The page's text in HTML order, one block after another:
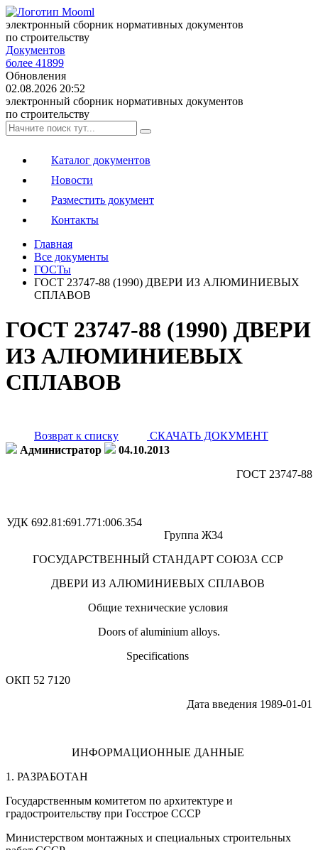
электронный сборник нормативных документов
по строительству
Документов
более 41899
Обновления
02.08.2026 20:52
электронный сборник нормативных документов
по строительству
Каталог документов
Новости
Разместить документ
Контакты
Главная
Все документы
ГОСТы
ГОСТ 23747-88 (1990) ДВЕРИ ИЗ АЛЮМИНИЕВЫХ
СПЛАВОВ
ГОСТ 23747-88 (1990) ДВЕРИ
ИЗ АЛЮМИНИЕВЫХ
СПЛАВОВ
Возврат к списку
СКАЧАТЬ ДОКУМЕНТ
Администратор
04.10.2013
ГОСТ 23747-88
УДК 692.81:691.771:006.354
Группа Ж34
ГОСУДАРСТВЕННЫЙ СТАНДАРТ СОЮЗА ССР
ДВЕРИ ИЗ АЛЮМИНИЕВЫХ СПЛАВОВ
Общие технические условия
Doors of aluminium alloys.
Specifications
ОКП 52 7120
Дата введения 1989-01-01
ИНФОРМАЦИОННЫЕ ДАННЫЕ
1. РАЗРАБОТАН
Государственным комитетом по архитектуре и
градостроительству при Госстрое СССР
Министерством монтажных и специальных строительных